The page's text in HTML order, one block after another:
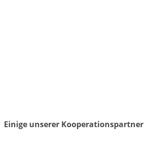
Einige unserer Kooperationspartner